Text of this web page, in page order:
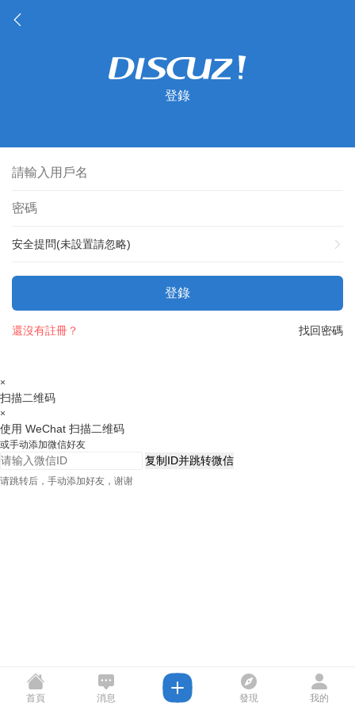
登錄
安全提問(未設置請忽略)
登錄
找回密碼
還沒有註冊？
×
扫描二维码
×
使用 WeChat 扫描二维码
或手动添加微信好友
复制ID并跳转微信
请跳转后，手动添加好友，谢谢
首頁 消息 發現 我的